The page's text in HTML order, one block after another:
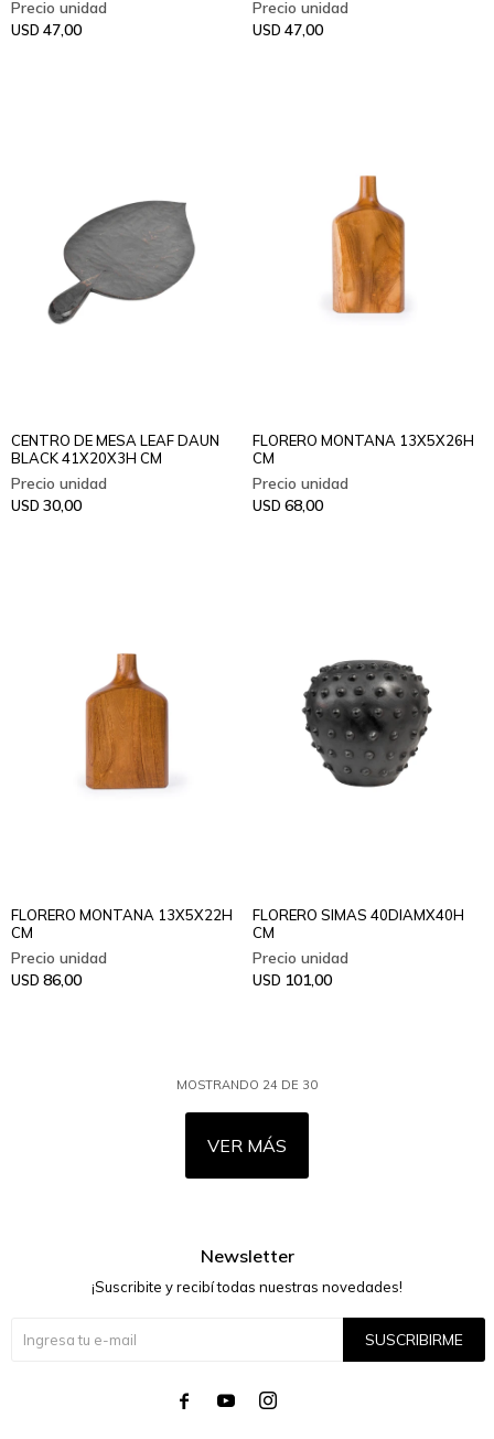
USD 47,00 USD 47,00
CENTRO DE MESA LEAF DAUN
BLACK 41X20X3H CM
USD 30,00
FLORERO MONTANA 13X5X26H
CM
USD 68,00
FLORERO MONTANA 13X5X22H
CM
USD 86,00
FLORERO SIMAS 40DIAMX40H
CM
USD 101,00
MOSTRANDO 24 DE 30
VER MÁS
Newsletter
¡Suscribite y recibí todas nuestras novedades!
SUSCRIBIRME
  